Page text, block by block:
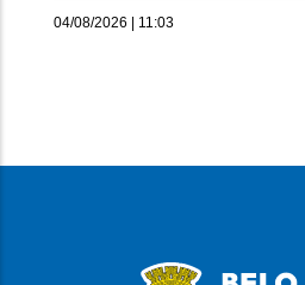
04/08/2026 | 11:03